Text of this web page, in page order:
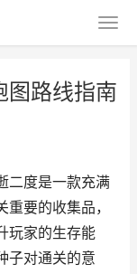
图路线指南
二度是一款充满
要的收集品，
玩家的生存能
子对通关的意